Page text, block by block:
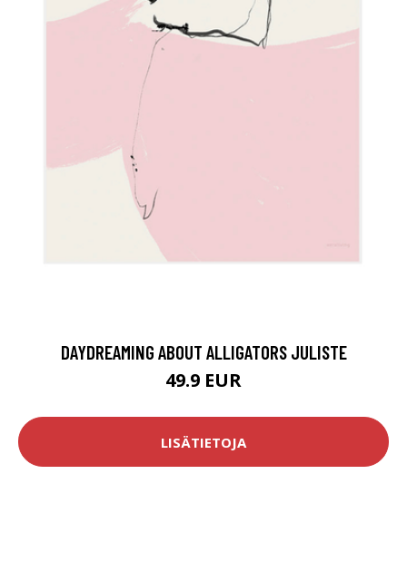
DAYDREAMING ABOUT ALLIGATORS JULISTE
49.9 EUR
LISÄTIETOJA